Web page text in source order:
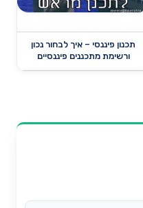
תכנון פיננסי – איך לבחור נכון
ורשימת מתכננים פיננסיים